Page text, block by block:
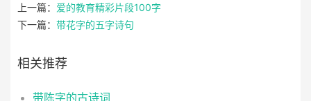
上一篇： 爱的教育精彩片段100字
下一篇： 带花字的五字诗句
相关推荐
带陈字的古诗词